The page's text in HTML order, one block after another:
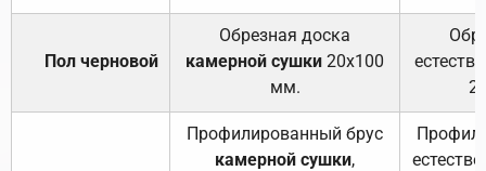
Пол черновой
Обрезная доска
камерной сушки 20х100
мм.
Профилированный брус
камерной сушки,